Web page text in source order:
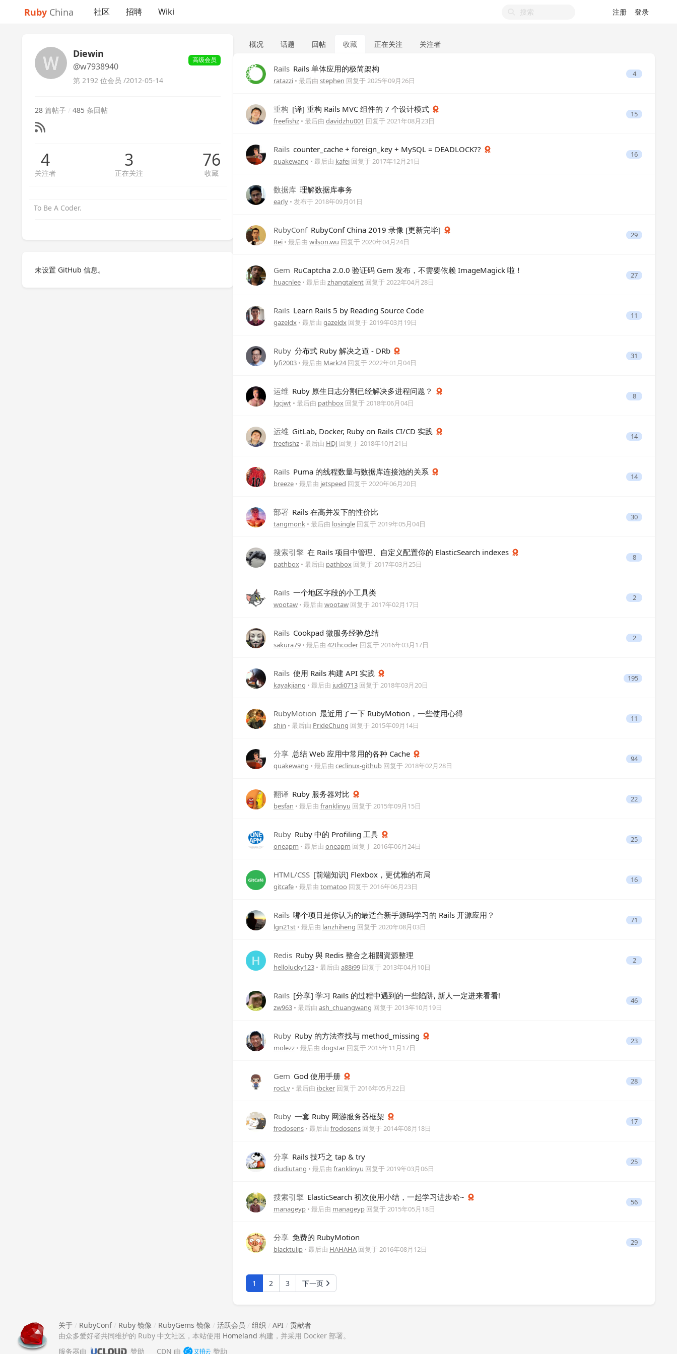
Ruby China 社区 招聘 Wiki 注册 登录
Diewin
@w7938940
高级会员
第 2192 位会员 /2012-05-14
28 篇帖子 / 485 条回帖
4
关注者
3
正在关注
76
收藏
To Be A Coder.
未设置 GitHub 信息。
概况 话题 回帖 收藏 正在关注 关注者
Rails Rails 单体应用的极简架构
ratazzi • 最后由 stephen 回复于2025年09月26日
4
重构 [译] 重构 Rails MVC 组件的 7 个设计模式
freefishz • 最后由 davidzhu001 回复于2021年08月23日
15
Rails counter_cache + foreign_key + MySQL = DEADLOCK??
quakewang • 最后由 kafei回复于2017年12月21日
16
数据库 理解数据库事务
early • 发布于2018年09月01日
RubyConf RubyConf China 2019 录像 [更新完毕]
Rei • 最后由 wilson.wu 回复于2020年04月24日
29
Gem RuCaptcha 2.0.0 验证码 Gem 发布，不需要依赖 ImageMagick 啦！
huacnlee • 最后由 zhangtalent回复于2022年04月28日
27
Rails Learn Rails 5 by Reading Source Code
gazeldx • 最后由 gazeldx回复于2019年03月19日
11
Ruby 分布式 Ruby 解决之道 - DRb
lyfi2003 • 最后由 Mark24回复于2022年01月04日
31
运维 Ruby 原生日志分割已经解决多进程问题？
lgcjwt • 最后由 pathbox回复于2018年06月04日
8
运维 GitLab, Docker, Ruby on Rails CI/CD 实践
freefishz • 最后由 HDJ 回复于2018年10月21日
14
Rails Puma 的线程数量与数据库连接池的关系
breeze • 最后由 jetspeed 回复于2020年06月20日
14
部署 Rails 在高并发下的性价比
tangmonk • 最后由 losingle回复于2019年05月04日
30
搜索引擎 在 Rails 项目中管理、自定义配置你的 ElasticSearch indexes
pathbox • 最后由 pathbox回复于2017年03月25日
8
Rails 一个地区字段的小工具类
wootaw • 最后由 wootaw回复于2017年02月17日
2
Rails Cookpad 微服务经验总结
sakura79 • 最后由 42thcoder回复于2016年03月17日
2
Rails 使用 Rails 构建 API 实践
kayakjiang • 最后由 judi0713回复于2018年03月20日
195
RubyMotion 最近用了一下 RubyMotion，一些使用心得
shin • 最后由 PrideChung 回复于2015年09月14日
11
分享 总结 Web 应用中常用的各种 Cache
quakewang • 最后由 ceclinux-github回复于2018年02月28日
94
翻译 Ruby 服务器对比
besfan • 最后由 franklinyu 回复于2015年09月15日
22
Ruby Ruby 中的 Profiling 工具
oneapm • 最后由 oneapm 回复于2016年06月24日
25
HTML/CSS [前端知识] Flexbox，更优雅的布局
gitcafe • 最后由 tomatoo 回复于2016年06月23日
16
Rails 哪个项目是你认为的最适合新手源码学习的 Rails 开源应用？
lgn21st • 最后由 lanzhiheng 回复于2020年08月03日
71
Redis Ruby 與 Redis 整合之相關資源整理
hellolucky123 • 最后由 a88i99回复于2013年04月10日
2
Rails [分享] 学习 Rails 的过程中遇到的一些陷阱, 新人一定进来看看!
zw963 • 最后由 ash_chuangwang 回复于2013年10月19日
46
Ruby Ruby 的方法查找与 method_missing
molezz • 最后由 dogstar回复于2015年11月17日
23
Gem God 使用手册
rocLv • 最后由 ibcker回复于2016年05月22日
28
Ruby 一套 Ruby 网游服务器框架
frodosens • 最后由 frodosens回复于2014年08月18日
17
分享 Rails 技巧之 tap & try
diudiutang • 最后由 franklinyu 回复于2019年03月06日
25
搜索引擎 ElasticSearch 初次使用小结，一起学习进步哈~
manageyp • 最后由 manageyp回复于2015年05月18日
56
分享 免费的 RubyMotion
blacktulip • 最后由 HAHAHA回复于2016年08月12日
29
1 2 3 下一页
关于 / RubyConf/ Ruby 镜像 / RubyGems 镜像 / 活跃会员 / 组织 / API / 贡献者
由众多爱好者共同维护的 Ruby 中文社区，本站使用 Homeland 构建，并采用 Docker 部署。
服务器由
赞助 CDN 由 赞助